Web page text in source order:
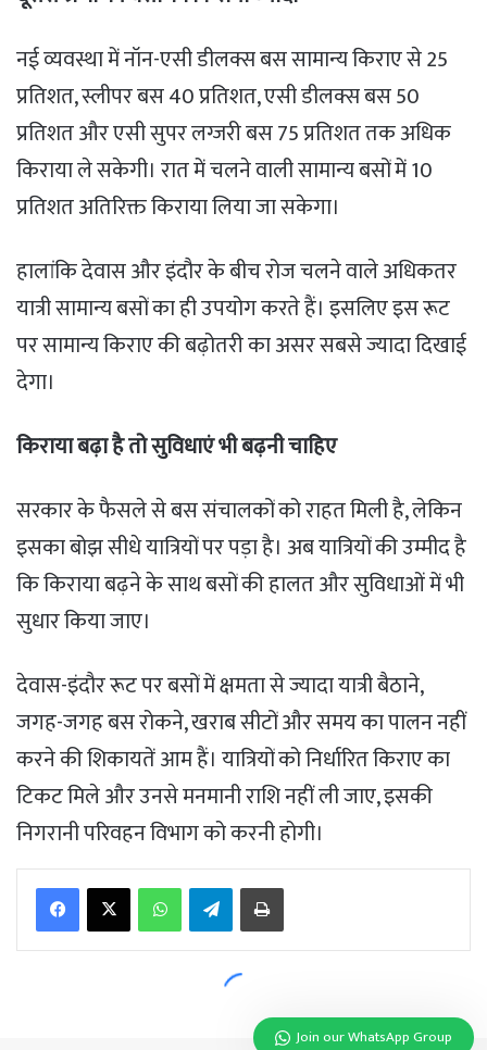
Join our WhatsApp Group